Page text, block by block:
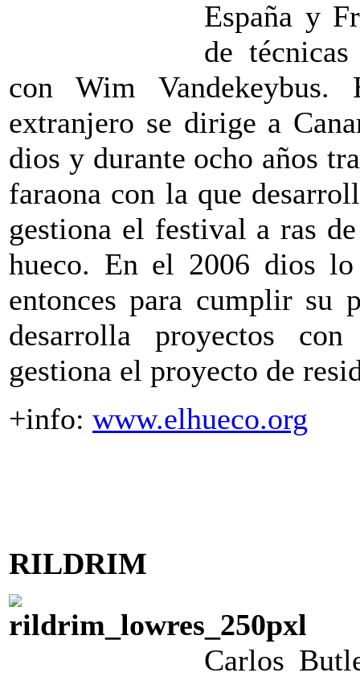
España y
de
con Wim
extranjero se dirige a
dios y durante ocho años
faraona con la que
gestiona el festival a ras
hueco. En el 2006 dios
entonces para cumplir su
desarrolla proyectos
gestiona el proyecto de
+info: www.elhueco.org
RILDRIM
Carlos